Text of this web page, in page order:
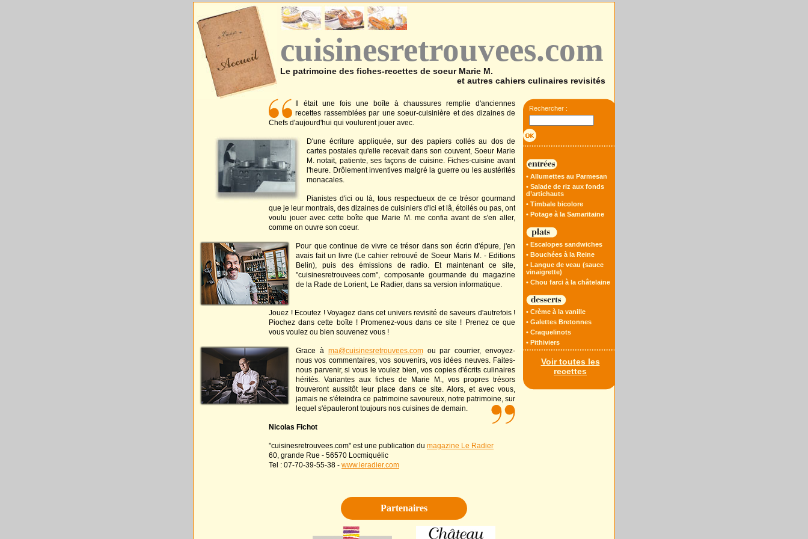
cuisinesretrouvees.com
Le patrimoine des fiches-recettes de soeur Marie M.
et autres cahiers culinaires revisités
Rechercher :
• Allumettes au Parmesan
• Salade de riz aux fonds
d’artichauts
• Timbale bicolore
• Potage à la Samaritaine
• Escalopes sandwiches
• Bouchées à la Reine
• Langue de veau (sauce
vinaigrette)
• Chou farci à la châtelaine
• Crème à la vanille
• Galettes Bretonnes
• Craquelinots
• Pithiviers
Voir toutes les
recettes
Il était une fois une boîte à chaussures remplie d'anciennes
recettes rassemblées par une soeur-cuisinière et des dizaines de
Chefs d'aujourd'hui qui voulurent jouer avec.
D'une écriture appliquée, sur des papiers collés au dos de
cartes postales qu'elle recevait dans son couvent, Soeur Marie
M. notait, patiente, ses façons de cuisine. Fiches-cuisine avant
l'heure. Drôlement inventives malgré la guerre ou les austérités
monacales.
Pianistes d'ici ou là, tous respectueux de ce trésor gourmand
que je leur montrais, des dizaines de cuisiniers d'ici et lâ, étoilés ou pas, ont
voulu jouer avec cette boîte que Marie M. me confia avant de s'en aller,
comme on ouvre son coeur.
Pour que continue de vivre ce trésor dans son écrin d'épure, j'en
avais fait un livre (Le cahier retrouvé de Soeur Maris M. - Editions
Belin), puis des émissions de radio. Et maintenant ce site,
"cuisinesretrouvees.com", composante gourmande du magazine
de la Rade de Lorient, Le Radier, dans sa version informatique.
Jouez ! Ecoutez ! Voyagez dans cet univers revisité de saveurs d'autrefois !
Piochez dans cette boîte ! Promenez-vous dans ce site ! Prenez ce que
vous voulez ou bien souvenez vous !
Grace à ma@cuisinesretrouvees.comou par courrier, envoyez-
nous vos commentaires, vos souvenirs, vos idées neuves. Faites-
nous parvenir, si vous le voulez bien, vos copies d'écrits culinaires
hérités. Variantes aux fiches de Marie M., vos propres trésors
trouveront aussitôt leur place dans ce site. Alors, et avec vous,
jamais ne s'éteindra ce patrimoine savoureux, notre patrimoine, sur
lequel s'épauleronttoujours nos cuisines de demain.
Nicolas Fichot
"cuisinesretrouvees.com" est une publication du magazine Le Radier
60, grande Rue - 56570 Locmiquélic
Tel : 07-70-39-55-38 - www.leradier.com
Partenaires